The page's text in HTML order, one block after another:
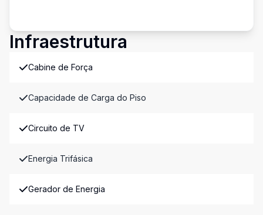
Infraestrutura
Cabine de Força
Capacidade de Carga do Piso
Circuito de TV
Energia Trifásica
Gerador de Energia